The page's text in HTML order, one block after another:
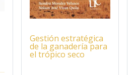
Gestión estratégica
de la ganadería para
el trópico seco